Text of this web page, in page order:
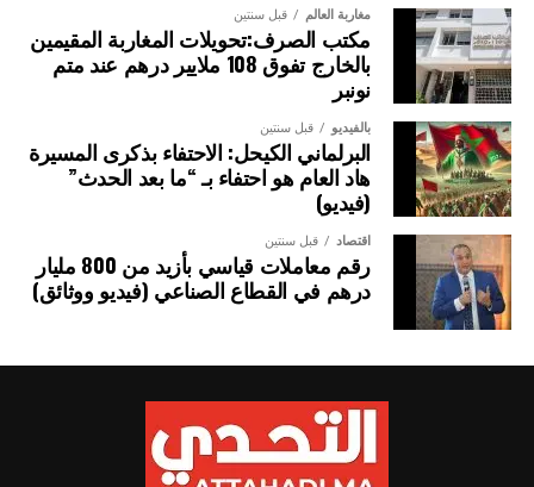
مغاربة العالم قبل سنتين
مكتب الصرف:تحويلات المغاربة المقيمين
بالخارج تفوق 108 ملايير درهم عند متم
نونبر
بالفيديو قبل سنتين
البرلماني الكيحل: الاحتفاء بذكرى المسيرة
هاد العام هو احتفاء بـ “ما بعد الحدث”
(فيديو)
اقتصاد قبل سنتين
رقم معاملات قياسي بأزيد من 800 مليار
درهم في القطاع الصناعي (فيديو ووثائق)